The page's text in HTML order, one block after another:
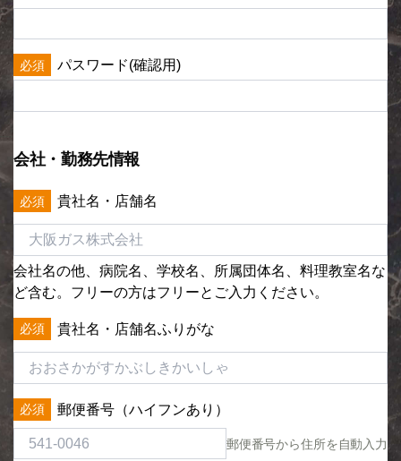
パスワード(確認用)
会社・勤務先情報
貴社名・店舗名
会社名の他、病院名、学校名、所属団体名、料理教室名な
ど含む。フリーの方はフリーとご入力ください。
貴社名・店舗名ふりがな
郵便番号（ハイフンあり）
郵便番号から住所を自動入力